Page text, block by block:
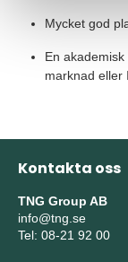
Mycket god
En
marknad eller
Kontakta oss
TNG Group AB
info@tng.se
Tel: 08-21 92 00